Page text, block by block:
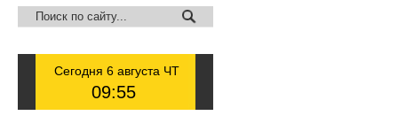
Сегодня 6 августа ЧТ
09:55